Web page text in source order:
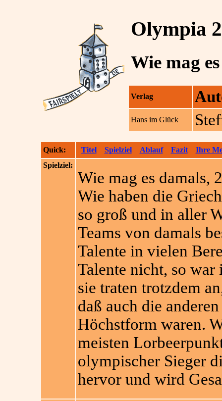
Olympia
Wie mag
Verlag
Hans im Glück
Quick: Titel Spielziel Ablauf Fazit
Ihre
Spielziel:
Wie mag es damals,
Wie haben die
so groß und in aller
Teams von damals
Talente in vielen
Talente nicht, so war
sie traten trotzdem
daß auch die
Höchstform waren.
meisten
olympischer Sieger
hervor und wird